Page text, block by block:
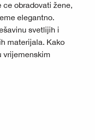
ce obradovati žene,
elegantno.
svetlijih i
materijala. Kako
vrijemenskim